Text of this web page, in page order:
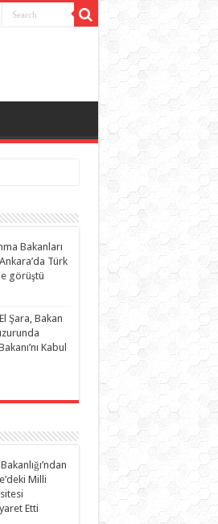
Bakanları
Türk
görüştü
Şara, Bakan
Kabul
Milli
Etti